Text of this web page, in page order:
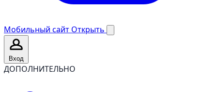
Мобильный сайт Открыть
Вход
ДОПОЛНИТЕЛЬНО